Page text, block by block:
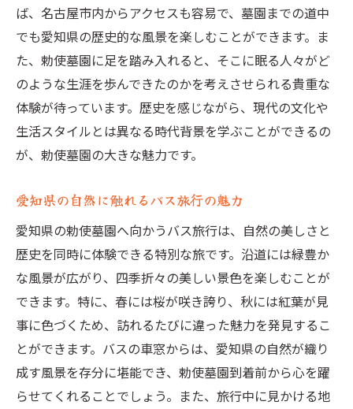
ば、名古屋市内からアクセスも容易で、墓園までの道中
でも愛知県の歴史的な風景を楽しむことができます。ま
た、勅使墓園に足を踏み入れると、そこに眠る人々がど
のような生涯を歩んできたのかを考えさせられる貴重な
体験が待っています。歴史を感じながら、現代の文化や
生活スタイルとは異なる時代背景を学ぶことができるの
が、勅使墓園の大きな魅力です。
愛知県の自然に触れるバス旅行の魅力
愛知県の勅使墓園へ向かうバス旅行は、自然の美しさと
歴史を同時に体験できる特別な旅です。沿道には緑豊か
な風景が広がり、四季折々の美しい景色を楽しむことが
できます。特に、春には桜が咲き誇り、秋には紅葉が見
事に色づくため、訪れるたびに違った魅力を発見するこ
とができます。バスの車窓からは、愛知県の自然が織り
成す風景を存分に堪能でき、勅使墓園到着前から心を躍
らせてくれることでしょう。また、旅行中に見かける地